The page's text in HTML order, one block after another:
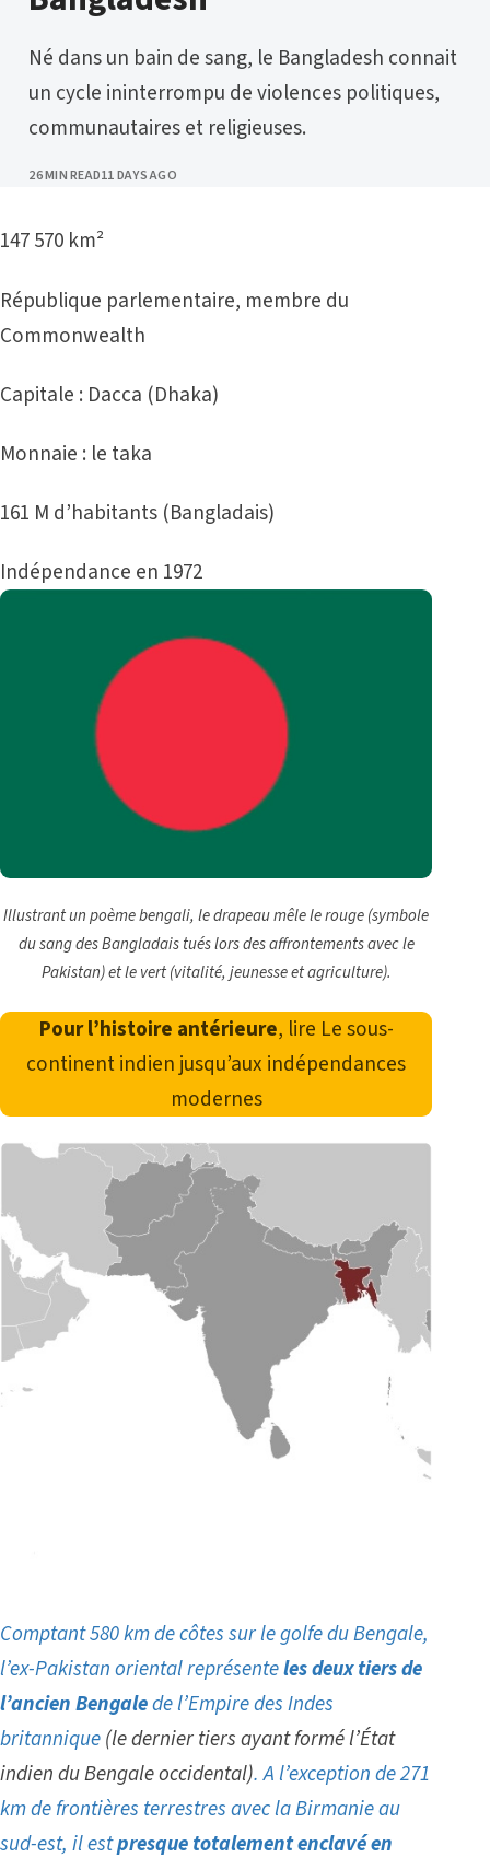
Né dans un bain de sang, le Bangladesh connait
un cycle ininterrompu de violences politiques,
communautaires et religieuses.
26 MIN READPUBLISHED
11 DAYS AGO
147 570 km²
République parlementaire, membre du
Commonwealth
Capitale : Dacca (Dhaka)
Monnaie : le taka
161 M d’habitants (Bangladais)
Indépendance en 1972
Illustrant un poème bengali, le drapeau mêle le rouge (symbole
du sang des Bangladais tués lors des affrontements avec le
Pakistan) et le vert (vitalité, jeunesse et agriculture).
Pour l’histoire antérieure, lire Le sous-
continent indien jusqu’aux indépendances
modernes
Comptant 580 km de côtes sur le golfe du Bengale,
l’ex-Pakistan oriental représenteles deux tiers de
l’ancien Bengalede l’Empire des Indes
britannique(le dernier tiers ayant formé l’État
indien du Bengale occidental).A l’exception de 271
km de frontières terrestres avec la Birmanie au
sud-est, ilestpresque totalement enclavé en